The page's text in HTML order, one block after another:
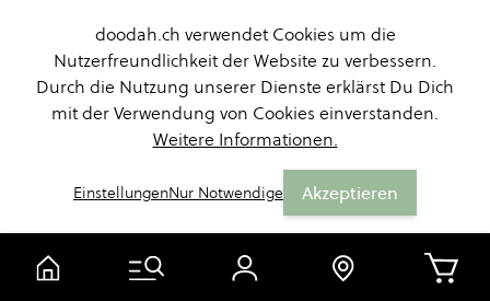
doodah.ch verwendet Cookies um die
Nutzerfreundlichkeit der Website zu verbessern.
Durch die Nutzung unserer Dienste erklärst Du Dich
mit der Verwendung von Cookies einverstanden.
Weitere Informationen.
EinstellungenNur Notwendige Akzeptieren